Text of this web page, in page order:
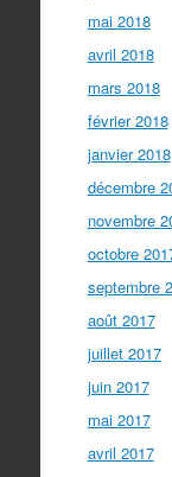
mai 2018
avril 2018
mars 2018
février 2018
janvier 2018
décembre
novembre
octobre
septembre
août 2017
juillet 2017
juin 2017
mai 2017
avril 2017